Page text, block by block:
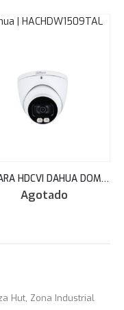
| HACHDW1509TAL
CAMARA HDCVI DAHUA DOMO 2.8MM FULL-COLOR 5MP METAL STARLIGHT 40M LED MIC/AUDIO HAC-HDW1509TN-A-LED
Agotado
Hut, Zona Industrial